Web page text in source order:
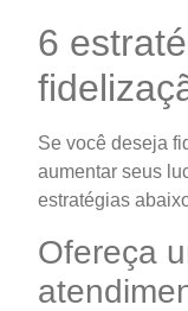
6
Se você deseja
aumentar seus
estratégias
Ofereça